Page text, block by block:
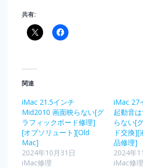
共有:
関連
iMac 21.5インチ
Mid2010 画面映らない[グ
ラフィックボード修理]
[オブソリュート][Old
Mac]
2024年10月31日
iMac修理
iMac 27
起動音
らない[
ド交換][
品修理]
2024年
iMac修理